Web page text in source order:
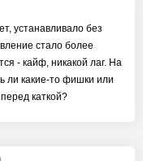
устанавливало без
стало более
- кайф, никакой лаг. На
ли какие-то фишки или
каткой?